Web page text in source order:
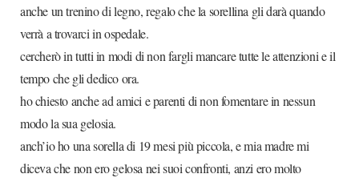
anche un trenino di legno, regalo che la sorellina gli darà quando
verrà a trovarci in ospedale.
cercherò in tutti in modi di non fargli mancare tutte le attenzioni e il
tempo che gli dedico ora.
ho chiesto anche ad amici e parenti di non fomentare in nessun
modo la sua gelosia.
anch’io ho una sorella di 19 mesi più piccola, e mia madre mi
diceva che non ero gelosa nei suoi confronti, anzi ero molto